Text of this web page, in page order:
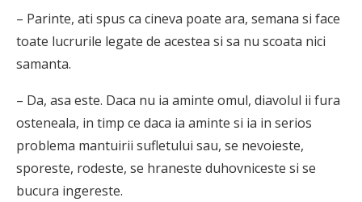
– Parinte, ati spus ca cineva poate ara, semana si face
toate lucrurile legate de acestea si sa nu scoata nici
samanta.
– Da, asa este. Daca nu ia aminte omul, diavolul ii fura
osteneala, in timp ce daca ia aminte si ia in serios
problema mantuirii sufletului sau, se nevoieste,
sporeste, rodeste, se hraneste duhovniceste si se
bucura ingereste.